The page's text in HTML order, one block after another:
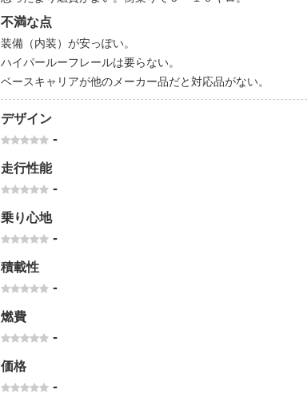
不満な点
装備（内装）が安っぽい。
ハイパールーフレールは要らない。
ベースキャリアが他のメーカー品だと対応品がない。
デザイン
-
走行性能
-
乗り心地
-
積載性
-
燃費
-
価格
-